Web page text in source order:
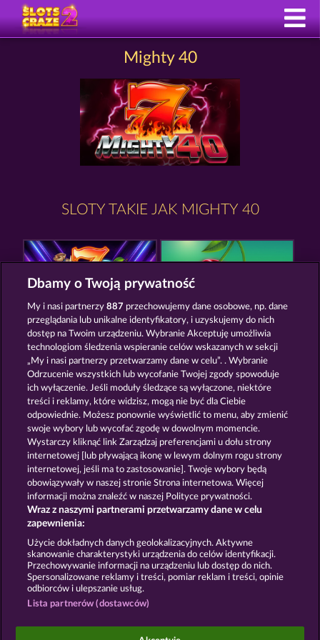
Mighty 40
SLOTY TAKIE JAK MIGHTY 40
40 SEVENS
7 SUPERNOVA FRUITS
Zasady i warunki Polityka prywatności
Nota prawna Firma FAQ Facebook
Prześlij wniosek o wypłatę
Gry społecznościowe mają przeznaczenie czysto
Dbamy o Twoją prywatność
My i nasi partnerzy887 przechowujemy dane osobowe, np. dane
przeglądania lub unikalne identyfikatory, i uzyskujemy do nich
dostęp na Twoim urządzeniu. Wybranie Akceptuję umożliwia
technologiom śledzenia wspieranie celów wskazanych w sekcji
„My i nasi partnerzy przetwarzamy dane w celu”. . Wybranie
Odrzucenie wszystkich lub wycofanie Twojej zgody spowoduje
ich wyłączenie. Jeśli moduły śledzące są wyłączone, niektóre
treści i reklamy, które widzisz, mogą nie być dla Ciebie
odpowiednie. Możesz ponownie wyświetlić to menu, aby zmienić
swoje wybory lub wycofać zgodę w dowolnym momencie.
Wystarczy kliknąć link Zarządzaj preferencjami u dołu strony
internetowej [lub pływającą ikonę w lewym dolnym rogu strony
internetowej, jeśli ma to zastosowanie]. Twoje wybory będą
obowiązywały w naszej stronie Strona internetowa. Więcej
informacji można znaleźć w naszej Polityce prywatności.
Wraz z naszymi partnerami przetwarzamy dane w celu
zapewnienia:
Użycie dokładnych danych geolokalizacyjnych. Aktywne
skanowanie charakterystyki urządzenia do celów identyfikacji.
Przechowywanie informacji na urządzeniu lub dostęp do nich.
Spersonalizowane reklamy i treści, pomiar reklam i treści, opinie
odbiorców i ulepszanie usług.
Lista partnerów (dostawców)